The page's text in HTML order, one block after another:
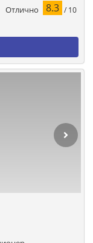
Отлично 8.3 / 10